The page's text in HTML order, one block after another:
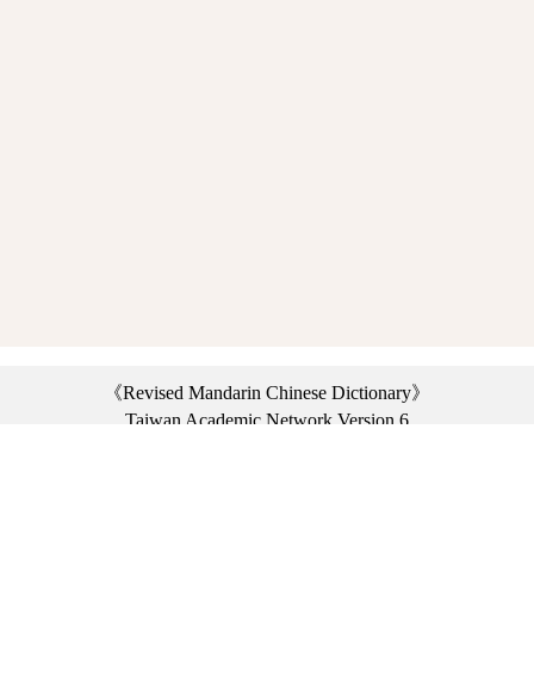
《Revised Mandarin Chinese Dictionary》
Taiwan Academic Network Version 6